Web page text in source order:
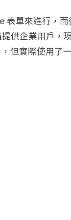
單來進行，
供企業用戶，
但實際使用了